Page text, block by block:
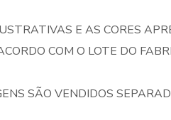
E AS CORES
COM O LOTE DO
SÃO VENDIDOS